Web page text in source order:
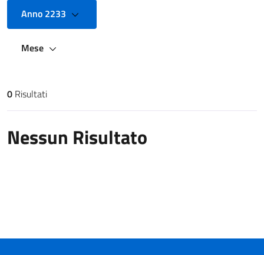
Anno 2233
Mese
Risultati di ricerca
0 Risultati
Nessun Risultato